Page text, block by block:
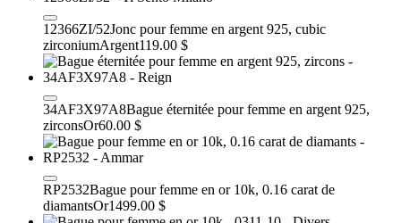
12366ZI/52Jonc pour femme en argent 925, cubic
zirconiumArgent119.00 $
34AF3X97A8Bague éternitée pour femme en argent 925,
zirconsOr60.00 $
RP2532Bague pour femme en or 10k, 0.16 carat de
diamantsOr1499.00 $